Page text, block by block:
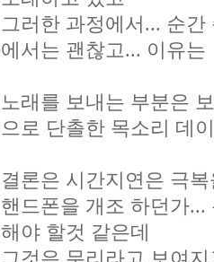
그러한 과정에서... 순
에서는 괜찮고... 이유는
노래를 보내는 부분은
으로 단촐한 목소리 데
결론은 시간지연은 극
핸드폰을 개조 하던가
해야 할것 같은데